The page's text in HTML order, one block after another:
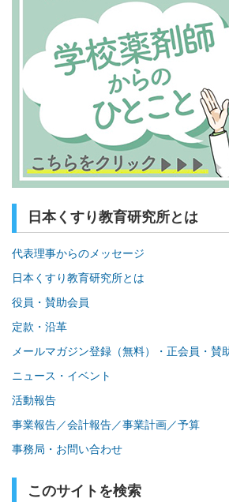
日本くすり教育研究所とは
代表理事からのメッセージ
日本くすり教育研究所とは
役員・賛助会員
定款・沿革
メールマガジン登録（無料）・正会員・賛
ニュース・イベント
活動報告
事業報告／会計報告／事業計画／予算
事務局・お問い合わせ
このサイトを検索